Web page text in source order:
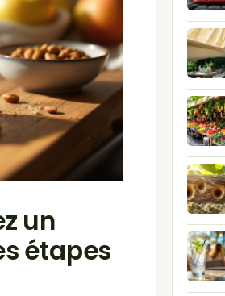
un
étapes